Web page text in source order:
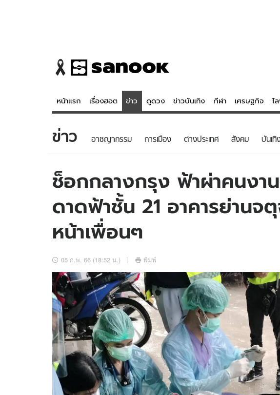
หน้าแรก เรื่องฮอต ข่าว ดูดวง ข่าวบันเทิง กีฬา เศรษฐกิจ ไ
ข่าว
ข่าวบันเทิง
ข่าวกีฬา
ข่าวเศรษฐกิจ
อัปเดตจีน
ดูดวง - ตรวจหวย
สถิติหวยไทย
หวยลาว
ดาวน์โหลดสนุกแอปฟรี ติดตามสนุกโซเชียลได้ที่
สงวนลิขสิทธิ์ ©2569บริษัท อิมเมจ ฟิวเจอร์ (ประเทศไทย) จำกัด
ข่าว อาชญากรรม การเมือง ต่างประเทศ สังคม บันเทิ
ช็อกกลางกรุง ฟ้าผ่าคนงา
ดาดฟ้าชั้น 21 อาคารย่านจ
หน้าเพื่อนๆ
05 ก.พ. 66 (18:52 น.) พิมพ์